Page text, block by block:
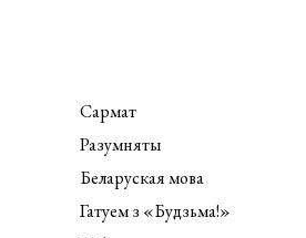
Сармат
Разумняты
Беларуская мова
Гатуем з «Будзьма!»